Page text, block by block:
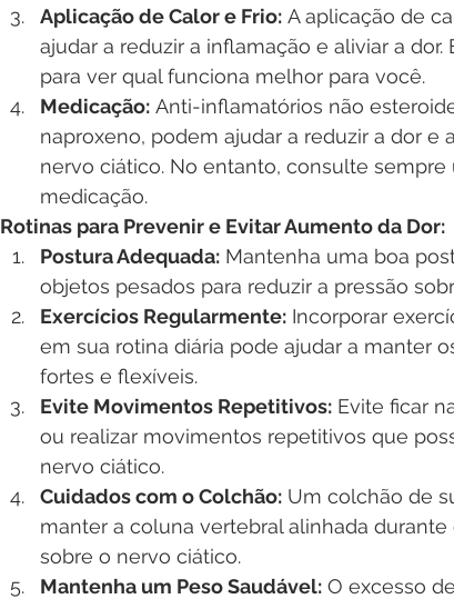
Aplicação de Calor e Frio: A aplicação de
ajudar a reduzir a inflamação e aliviar a
para ver qual funciona melhor para você.
Medicação: Anti-inflamatórios não
naproxeno, podem ajudar a reduzir a dor e
nervo ciático. No entanto, consulte
medicação.
Rotinas para Prevenir e Evitar Aumento da Dor:
Postura Adequada: Mantenha uma boa
objetos pesados para reduzir a pressão
Exercícios Regularmente: Incorporar
em sua rotina diária pode ajudar a manter
fortes e flexíveis.
Evite Movimentos Repetitivos: Evite ficar
ou realizar movimentos repetitivos que
nervo ciático.
Cuidados com o Colchão: Um colchão de
manter a coluna vertebral alinhada
sobre o nervo ciático.
Mantenha um Peso Saudável: O excesso